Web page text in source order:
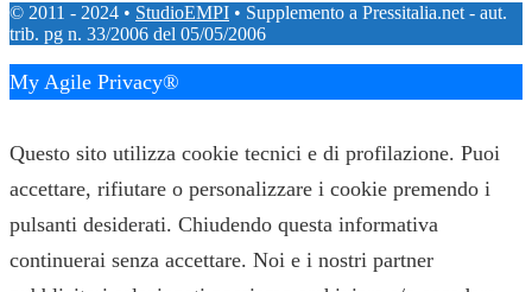
© 2011 - 2024 • StudioEMPI • Supplemento a Pressitalia.net - aut.
trib. pg n. 33/2006 del 05/05/2006
My Agile Privacy®
Questo sito utilizza cookie tecnici e di profilazione. Puoi
accettare, rifiutare o personalizzare i cookie premendo i
pulsanti desiderati. Chiudendo questa informativa
continuerai senza accettare. Noi e i nostri partner